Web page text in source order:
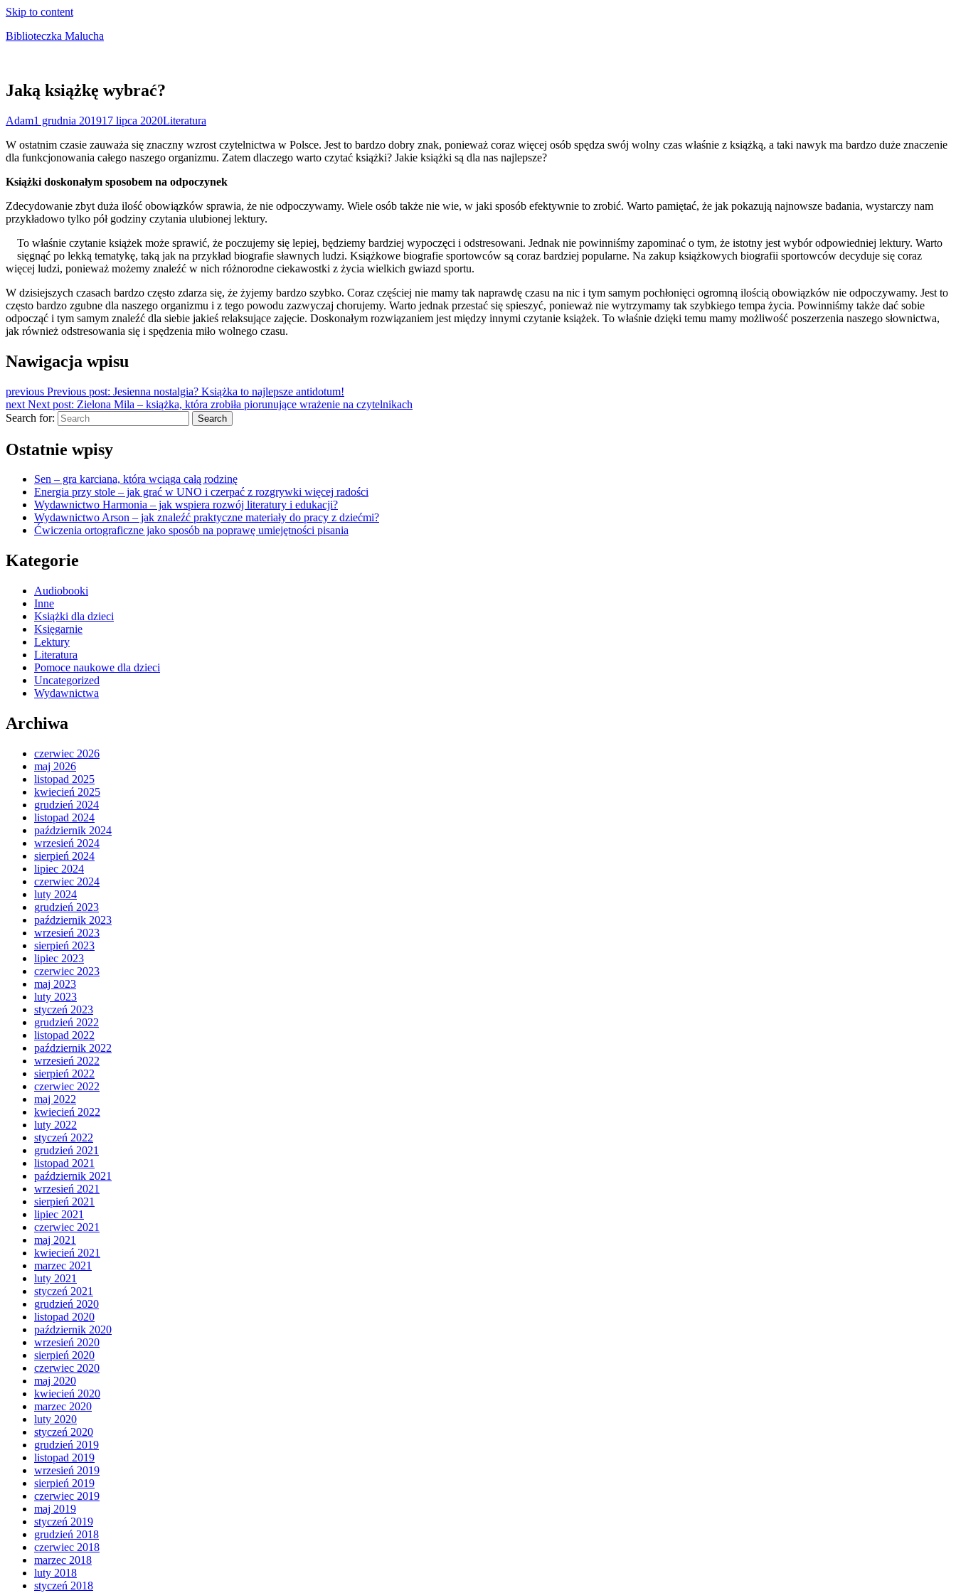
Skip to content
Biblioteczka Malucha
Jaką książkę wybrać?
Adam1 grudnia 201917 lipca 2020Literatura
W ostatnim czasie zauważa się znaczny wzrost czytelnictwa w Polsce. Jest to bardzo dobry znak, ponieważ coraz więcej osób spędza swój wolny czas właśnie z książką, a taki nawyk ma bardzo duże znaczenie
dla funkcjonowania całego naszego organizmu. Zatem dlaczego warto czytać książki? Jakie książki są dla nas najlepsze?
Książki doskonałym sposobem na odpoczynek
Zdecydowanie zbyt duża ilość obowiązków sprawia, że nie odpoczywamy. Wiele osób także nie wie, w jaki sposób efektywnie to zrobić. Warto pamiętać, że jak pokazują najnowsze badania, wystarczy nam
przykładowo tylko pół godziny czytania ulubionej lektury.
To właśnie czytanie książek może sprawić, że poczujemy się lepiej, będziemy bardziej wypoczęci i odstresowani. Jednak nie powinniśmy zapominać o tym, że istotny jest wybór odpowiedniej lektury. Warto
sięgnąć po lekką tematykę, taką jak na przykład biografie sławnych ludzi. Książkowe biografie sportowców są coraz bardziej popularne. Na zakup książkowych biografii sportowców decyduje się coraz
więcej ludzi, ponieważ możemy znaleźć w nich różnorodne ciekawostki z życia wielkich gwiazd sportu.
W dzisiejszych czasach bardzo często zdarza się, że żyjemy bardzo szybko. Coraz częściej nie mamy tak naprawdę czasu na nic i tym samym pochłonięci ogromną ilością obowiązków nie odpoczywamy. Jest to
często bardzo zgubne dla naszego organizmu i z tego powodu zazwyczaj chorujemy. Warto jednak przestać się spieszyć, ponieważ nie wytrzymamy tak szybkiego tempa życia. Powinniśmy także dać sobie
odpocząć i tym samym znaleźć dla siebie jakieś relaksujące zajęcie. Doskonałym rozwiązaniem jest między innymi czytanie książek. To właśnie dzięki temu mamy możliwość poszerzenia naszego słownictwa,
jak również odstresowania się i spędzenia miło wolnego czasu.
Nawigacja wpisu
previous Previous post: Jesienna nostalgia? Książka to najlepsze antidotum!
next Next post: Zielona Mila – książka, która zrobiła piorunujące wrażenie na czytelnikach
Search for:
Search
Ostatnie wpisy
Sen – gra karciana, która wciąga całą rodzinę
Energia przy stole – jak grać w UNO i czerpać z rozgrywki więcej radości
Wydawnictwo Harmonia – jak wspiera rozwój literatury i edukacji?
Wydawnictwo Arson – jak znaleźć praktyczne materiały do pracy z dziećmi?
Ćwiczenia ortograficzne jako sposób na poprawę umiejętności pisania
Kategorie
Audiobooki
Inne
Książki dla dzieci
Księgarnie
Lektury
Literatura
Pomoce naukowe dla dzieci
Uncategorized
Wydawnictwa
Archiwa
czerwiec 2026
maj 2026
listopad 2025
kwiecień 2025
grudzień 2024
listopad 2024
październik 2024
wrzesień 2024
sierpień 2024
lipiec 2024
czerwiec 2024
luty 2024
grudzień 2023
październik 2023
wrzesień 2023
sierpień 2023
lipiec 2023
czerwiec 2023
maj 2023
luty 2023
styczeń 2023
grudzień 2022
listopad 2022
październik 2022
wrzesień 2022
sierpień 2022
czerwiec 2022
maj 2022
kwiecień 2022
luty 2022
styczeń 2022
grudzień 2021
listopad 2021
październik 2021
wrzesień 2021
sierpień 2021
lipiec 2021
czerwiec 2021
maj 2021
kwiecień 2021
marzec 2021
luty 2021
styczeń 2021
grudzień 2020
listopad 2020
październik 2020
wrzesień 2020
sierpień 2020
czerwiec 2020
maj 2020
kwiecień 2020
marzec 2020
luty 2020
styczeń 2020
grudzień 2019
listopad 2019
wrzesień 2019
sierpień 2019
czerwiec 2019
maj 2019
styczeń 2019
grudzień 2018
czerwiec 2018
marzec 2018
luty 2018
styczeń 2018